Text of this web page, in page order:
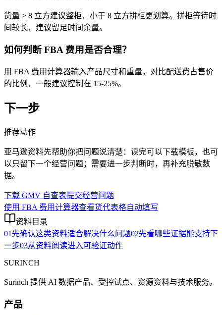
货量 > 8 立方建议整柜，小于 8 立方拼柜更划算。拼柜等待时
间较长，建议留足时间余量。
如何判断 FBA 费用是否合理？
用 FBA 费用计算器输入产品尺寸和重量，对比配送费占售价
的比例，一般建议控制在 15-25%。
下一步
推荐动作
亚马逊资料先帮助你把问题说清楚：读完可以下载模板，也可
以只留下一个经营问题；需要进一步判断时，再补充脱敏数
据。
下载 GMV 自查表提交经营问题
使用 FBA 费用计算器查看货代表格自动填写
资料目录
01先确认这类资料适合解决什么问题02先看哪些证据能支持下
一步03从资料阅读进入可验证动作
SURINCH
Surinch 提供 AI 数据产品、受控试点、资源资料与技术服务。
产品